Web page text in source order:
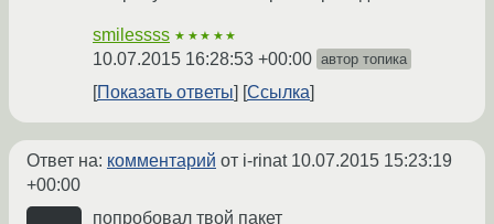
smilessss ★★★★★
10.07.2015 16:28:53 +00:00 автор топика
Показать ответы Ссылка
Ответ на: комментарий от i-rinat 10.07.2015 15:23:19
+00:00
попробовал твой пакет